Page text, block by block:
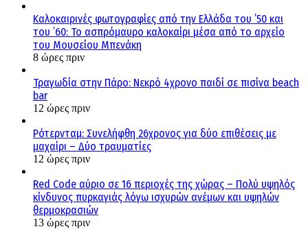
Καλοκαιρινές φωτογραφίες από την Ελλάδα του ’50 και
του ’60: Το ασπρόμαυρο καλοκαίρι μέσα από το αρχείο
του Μουσείου Μπενάκη
8 ώρες πριν
Τραγωδία στην Πάρο: Νεκρό 4χρονο παιδί σε πισίνα beach
bar
12 ώρες πριν
Ρότερνταμ: Συνελήφθη 26χρονος για δύο επιθέσεις με
μαχαίρι – Δύο τραυματίες
12 ώρες πριν
Red Code αύριο σε 16 περιοχές της χώρας – Πολύ υψηλός
κίνδυνος πυρκαγιάς λόγω ισχυρών ανέμων και υψηλών
θερμοκρασιών
13 ώρες πριν